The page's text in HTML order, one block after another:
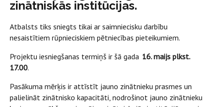
zinātniskās institūcijas.
Atbalsts tiks sniegts tikai ar saimniecisku darbību
nesaistītiem rūpnieciskiem pētniecības pieteikumiem.
Projektu iesniegšanas termiņš ir šā gada 16. maijs plkst.
17.00.
Pasākuma mērķis ir attīstīt jauno zinātnieku prasmes un
palielināt zinātnisko kapacitāti, nodrošinot jauno zinātnieku